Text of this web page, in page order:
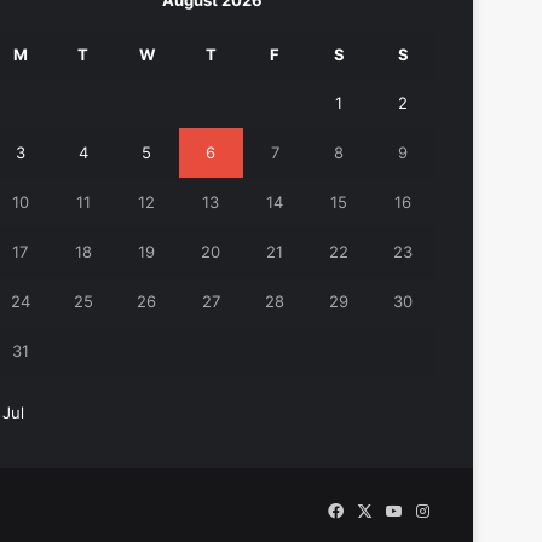
M T W T F S S
1 2
3 4 5 6 7 8 9
10 11 12 13 14 15 16
17 18 19 20 21 22 23
24 25 26 27 28 29 30
31
Jul
Facebook
X YouTubeInstagram